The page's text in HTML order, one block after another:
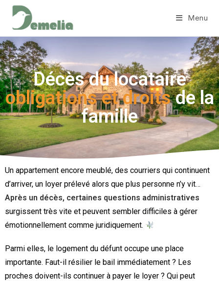
Menu
Décès du locataire
obligations et droitsde la
famille
Un appartement encore meublé, des courriers qui continuent
d’arriver, un loyer prélevé alors que plus personne n’y vit…
Après un décès, certaines questions administratives
surgissent très vite et peuvent sembler difficiles à gérer
émotionnellement comme juridiquement.
Parmi elles, le logement du défunt occupe une place
importante. Faut-il résilier le bail immédiatement ? Les
proches doivent-ils continuer à payer le loyer ? Qui peut